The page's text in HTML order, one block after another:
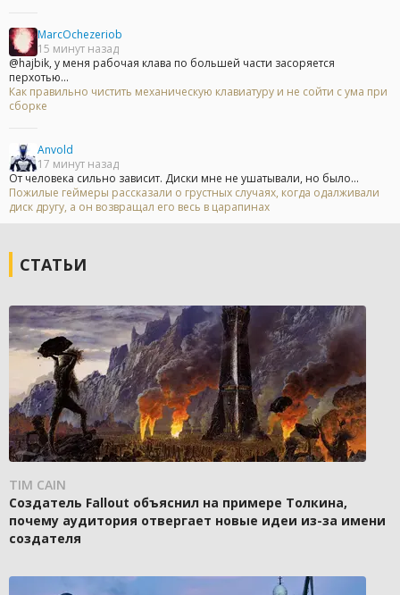
MarcOchezeriob
15 минут назад
@hajbik, у меня рабочая клава по большей части засоряется
перхотью...
Как правильно чистить механическую клавиатуру и не сойти с ума при
сборке
Anvold
17 минут назад
От человека сильно зависит. Диски мне не ушатывали, но было...
Пожилые геймеры рассказали о грустных случаях, когда одалживали
диск другу, а он возвращал его весь в царапинах
СТАТЬИ
TIM CAIN
Создатель Fallout объяснил на примере Толкина,
почему аудитория отвергает новые идеи из-за имени
создателя